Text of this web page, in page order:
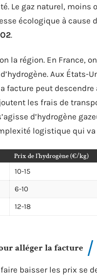
Le gaz naturel, moins
écologique à cause
.
la région. En France,
Aux États-
facture peut descendre
les frais de
d’hydrogène
logistique qui va
Prix de l’hydrogène (€/kg)
10-15
6-10
12-18
alléger la facture
baisser les prix se